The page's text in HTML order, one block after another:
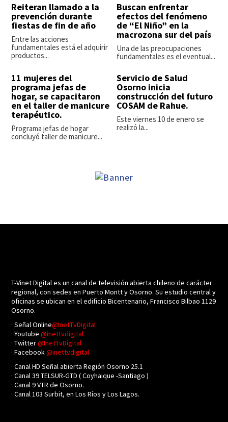
Reiteran llamado a la
prevención durante
fiestas de fin de año
Entre las acciones
fundamentales está el adquirir
productos...
Buscan enfrentar
efectos del fenómeno
de “El Niño” en la
macrozona sur del país
Una de las preocupaciones
fundamentales es el eventual...
11 mujeres del
programa jefas de
hogar, se capacitaron
en el taller de manicure
terapéutico.
Programa jefas de hogar
concluyó taller de manicure...
Servicio de Salud
Osorno inicia
construcción del futuro
COSAM de Rahue.
Este viernes 10 de enero se
realizó la...
T-Vinet Digital es un canal de televisión abierta chileno de carácter
regional, con sedes en Puerto Montt y Osorno. Su estudio central y
oficinas se ubican en el edificio Bicentenario, Francisco Bilbao 1129
Osorno.
· Señal Online@InetTvDigital
· Youtube@inettvdigital
· Twitter@InetTvDigital
· Facebook@inettvdigital
· Canal HD Señal abierta Región Osorno 25.1
· Canal 39 TELSUR-GTD ( Coyhaique -Santiago )
· Canal 9 VTR de Osorno.
· Canal 103 Surbit, en Los Ríos y Los Lagos.